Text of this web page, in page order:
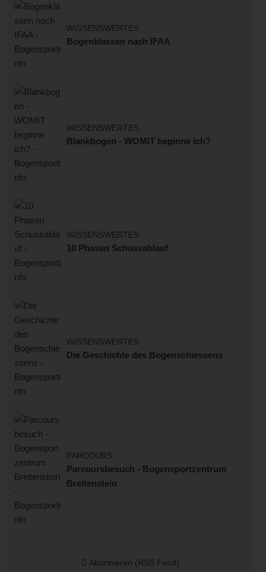
WISSENSWERTES
Bogenklassen nach IFAA
WISSENSWERTES
Blankbogen - WOMIT beginne ich?
WISSENSWERTES
10 Phasen Schussablauf
WISSENSWERTES
Die Geschichte des Bogenschiessens
PARCOURS
Parcoursbesuch - Bogensportzentrum
Breitenstein
Abonnieren (RSS Feed)